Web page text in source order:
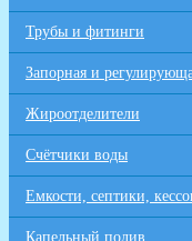
Трубы и фитинги
Запорная и
Жироотделители
Счётчики воды
Емкости, септики,
Капельный полив